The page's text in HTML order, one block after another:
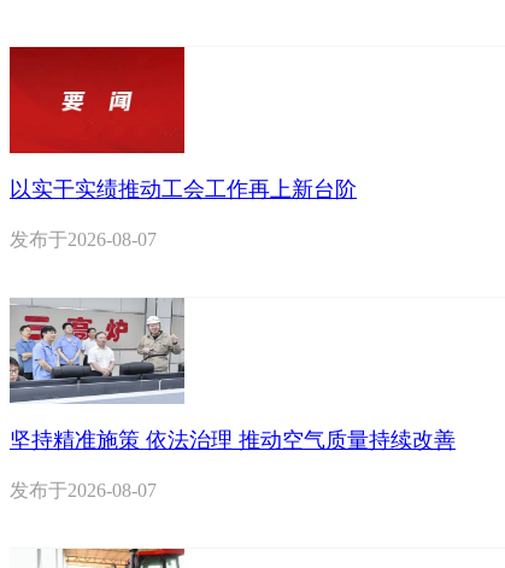
以实干实绩推动工会工作再上新台阶
发布于2026-08-07
坚持精准施策 依法治理 推动空气质量持续改善
发布于2026-08-07